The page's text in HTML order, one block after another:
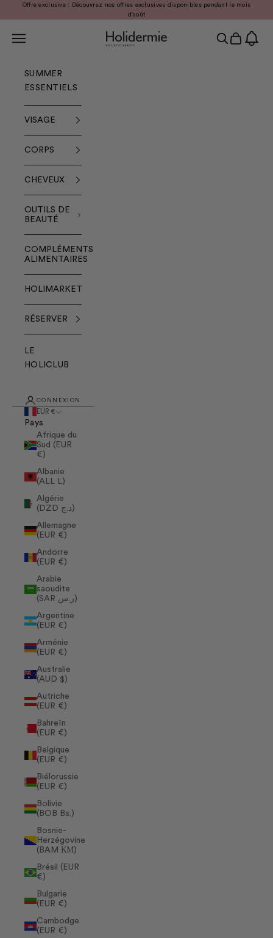
Passer au contenu
Précédent
Offre exclusive : Découvrez nos offres exclusives disponibles pendant le mois
d'août
Holidermie
Menu Recherche
Panier
SUMMER
ESSENTIELS
VISAGE
CORPS
CHEVEUX
OUTILS DE
BEAUTÉ
COMPLÉMENTS
ALIMENTAIRES
HOLIMARKET
RÉSERVER
LE
HOLICLUB
CONNEXION
EUR €
Pays
Afrique du
Sud (EUR
€)
Albanie
(ALL L)
Algérie
(DZD د.ج)
Allemagne
(EUR €)
Andorre
(EUR €)
Arabie
saoudite
(SAR ر.س)
Argentine
(EUR €)
Arménie
(EUR €)
Australie
(AUD $)
Autriche
(EUR €)
Bahreïn
(EUR €)
Belgique
(EUR €)
Biélorussie
(EUR €)
Bolivie
(BOB Bs.)
Bosnie-
Herzégovine
(BAM КМ)
Brésil (EUR
€)
Bulgarie
(EUR €)
Cambodge
(EUR €)